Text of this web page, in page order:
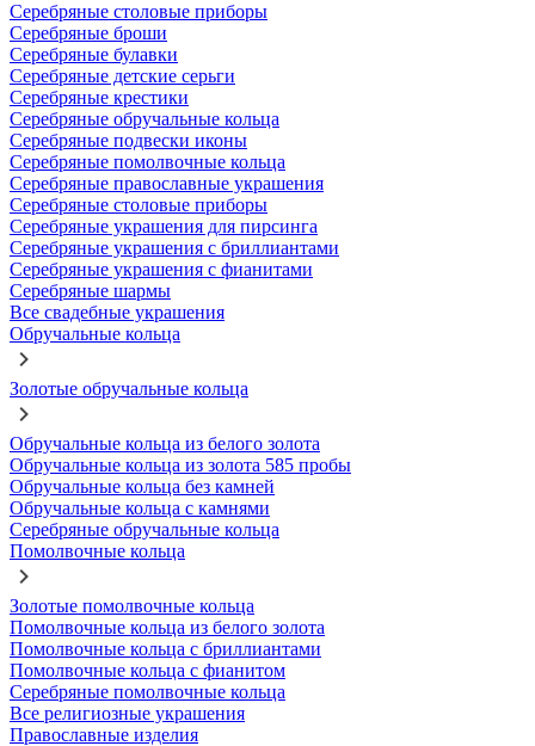
Серебряные столовые приборы
Серебряные броши
Серебряные булавки
Серебряные детские серьги
Серебряные крестики
Серебряные обручальные кольца
Серебряные подвески иконы
Серебряные помолвочные кольца
Серебряные православные украшения
Серебряные столовые приборы
Серебряные украшения для пирсинга
Серебряные украшения с бриллиантами
Серебряные украшения с фианитами
Серебряные шармы
Все свадебные украшения
Обручальные кольца
Золотые обручальные кольца
Обручальные кольца из белого золота
Обручальные кольца из золота 585 пробы
Обручальные кольца без камней
Обручальные кольца с камнями
Серебряные обручальные кольца
Помолвочные кольца
Золотые помолвочные кольца
Помолвочные кольца из белого золота
Помолвочные кольца с бриллиантами
Помолвочные кольца с фианитом
Серебряные помолвочные кольца
Все религиозные украшения
Православные изделия